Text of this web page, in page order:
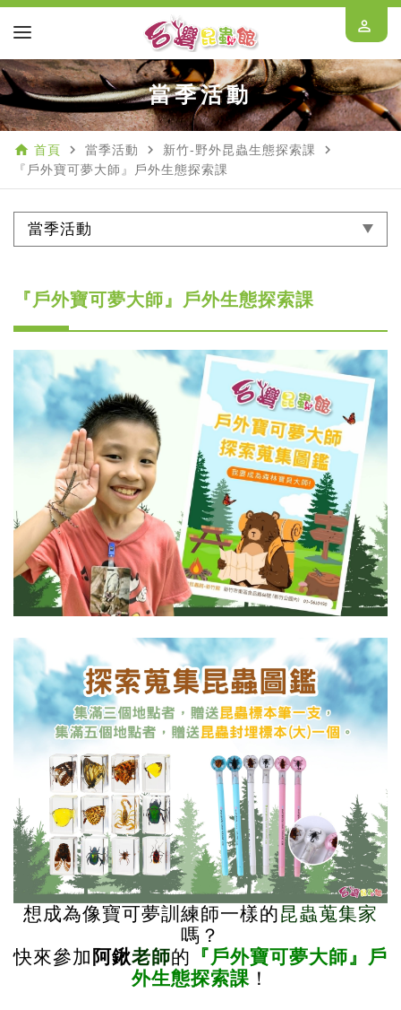
perm_identity
當季活動
home 首頁 navigate_next 當季活動 navigate_next 新竹-野外昆蟲生態探索課 navigate_next
『戶外寶可夢大師』戶外生態探索課
當季活動
『戶外寶可夢大師』戶外生態探索課
想成為像寶可夢訓練師一樣的昆蟲蒐集家
嗎？
快來參加 阿鍬老師的 『戶外寶可夢大師』戶
外生態探索課 ！